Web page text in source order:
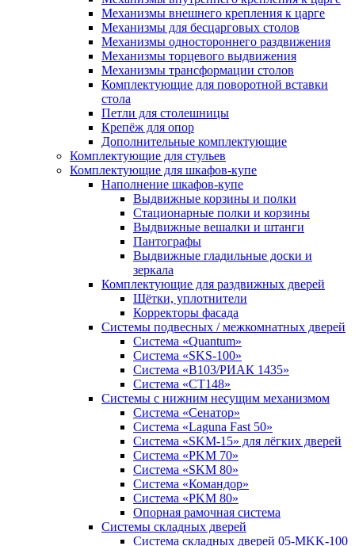
Механизмы внешнего крепления к царге
Механизмы для бесцарговых столов
Механизмы одностороннего раздвижения
Механизмы торцевого выдвижения
Механизмы трансформации столов
Комплектующие для поворотной вставки
стола
Петли для столешницы
Крепёж для опор
Дополнительные комплектующие
Комплектующие для стульев
Комплектующие для шкафов-купе
Наполнение шкафов-купе
Выдвижные корзины и полки
Стационарные полки и корзины
Выдвижные вешалки и штанги
Пантографы
Выдвижные гладильные доски и
зеркала
Комплектующие для раздвижных дверей
Щётки, уплотнители
Корректоры фасада
Системы подвесных / межкомнатных дверей
Система «Quantum»
Система «SKS-100»
Система «B103/РИАК 1435»
Система «СТ148»
Системы с нижним несущим механизмом
Система «Сенатор»
Система «Laguna Fast 50»
Система «SKM-15» для лёгких дверей
Система «PKM 70»
Система «SKM 80»
Система «Командор»
Система «PKM 80»
Опорная рамочная система
Системы складных дверей
Система складных дверей 05-MKK-100